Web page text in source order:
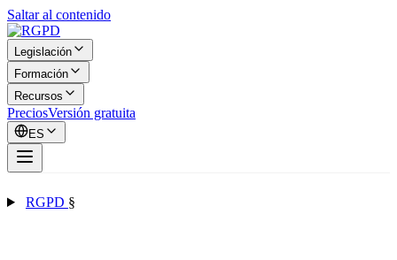
Saltar al contenido
Legislación
Formación
Recursos
PreciosVersión gratuita
ES
RGPD §